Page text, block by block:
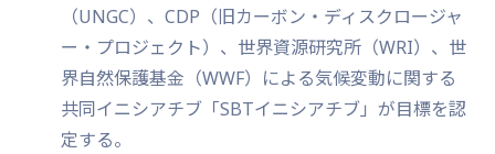
（UNGC）、CDP（旧カーボン・ディスクロージャ
ー・プロジェクト）、世界資源研究所（WRI）、世
界自然保護基金（WWF）による気候変動に関する
共同イニシアチブ「SBTイニシアチブ」が目標を認
定する。